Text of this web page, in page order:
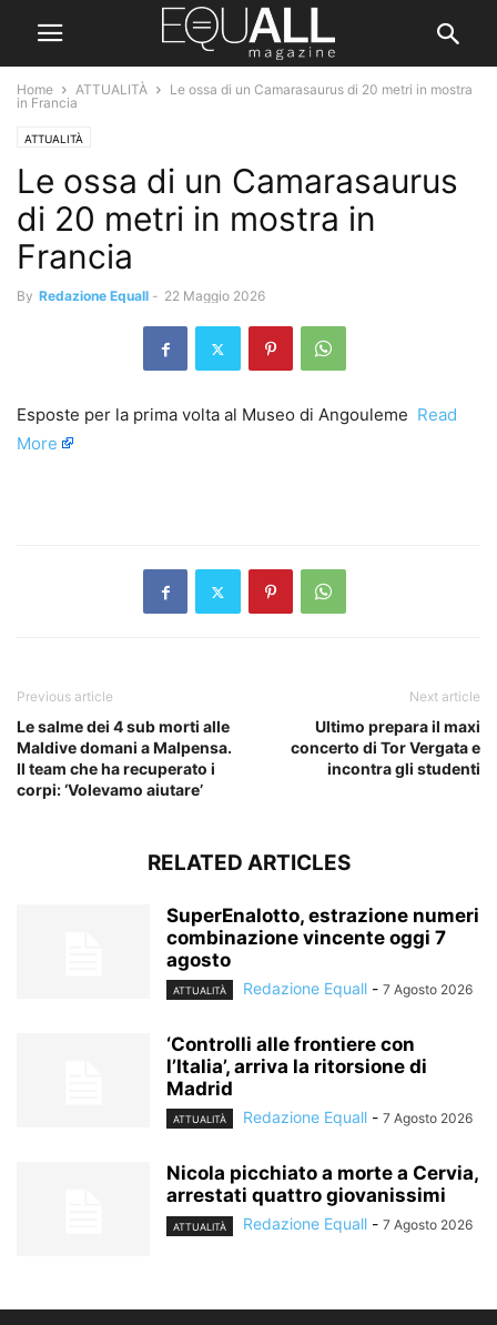
Home ATTUALITÀ
Le ossa di un Camarasaurus di 20 metri in mostra
in Francia
ATTUALITÀ
Le ossa di un Camarasaurus
di 20 metri in mostra in
Francia
By Redazione Equall - 22 Maggio 2026
Esposte per la prima volta al Museo di Angouleme ​ Read
More
Previous article
Le salme dei 4 sub morti alle
Maldive domani a Malpensa.
Il team che ha recuperato i
corpi: ‘Volevamo aiutare’
Next article
Ultimo prepara il maxi
concerto di Tor Vergata e
incontra gli studenti
RELATED ARTICLES
SuperEnalotto, estrazione numeri
combinazione vincente oggi 7
agosto
ATTUALITÀ Redazione Equall - 7 Agosto 2026
‘Controlli alle frontiere con
l’Italia’, arriva la ritorsione di
Madrid
ATTUALITÀ Redazione Equall - 7 Agosto 2026
Nicola picchiato a morte a Cervia,
arrestati quattro giovanissimi
ATTUALITÀ Redazione Equall - 7 Agosto 2026